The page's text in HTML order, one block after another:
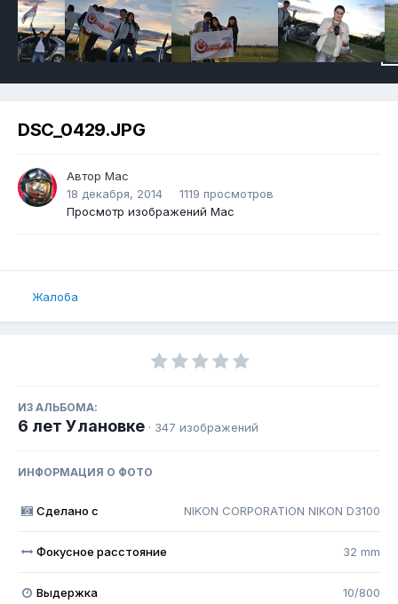
DSC_0429.JPG
Автор Mac
18 декабря, 2014
1119 просмотров
Просмотр изображений Mac
Жалоба
ИЗ АЛЬБОМА:
6 лет Улановке · 347 изображений
ИНФОРМАЦИЯ О ФОТО
Сделано с NIKON CORPORATION NIKON D3100
Фокусное расстояние 32 mm
Выдержка 10/800